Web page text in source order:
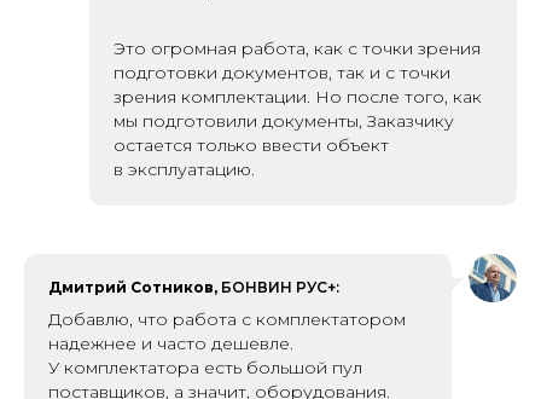
Это огромная работа, как с точки зрения
подготовки документов, так и с точки
зрения комплектации. Но после того, как
мы подготовили документы, Заказчику
остается только ввести объект
в эксплуатацию.
Дмитрий Сотников, БОНВИН РУС+:
Добавлю, что работа с комплектатором
надежнее и часто дешевле.
У комплектатора есть большой пул
поставщиков, а значит, оборудования.